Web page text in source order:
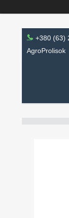
+380 (63)
AgroProlisok